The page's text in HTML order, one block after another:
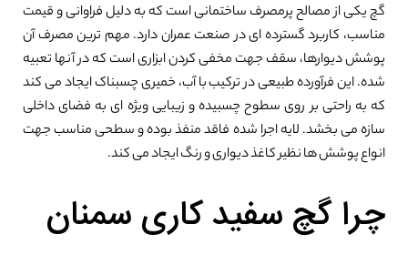
گچ یکی از مصالح پرمصرف ساختمانی است که به دلیل فراوانی و قیمت
مناسب، کاربرد گسترده ای در صنعت عمران دارد. مهم ترین مصرف آن
پوشش دیوارها، سقف جهت مخفی کردن ابزاری است که در آنها تعبیه
شده. این فرآورده طبیعی در ترکیب با آب، خمیری چسبناک ایجاد می کند
که به راحتی بر روی سطوح چسبیده و زیبایی ویژه ای به فضای داخلی
سازه می بخشد. لایه اجرا شده فاقد منفذ بوده و سطحی مناسب جهت
انواع پوشش ها نظیر کاغذ دیواری و رنگ ایجاد می کند.
چرا گچ سفید کاری سمنان